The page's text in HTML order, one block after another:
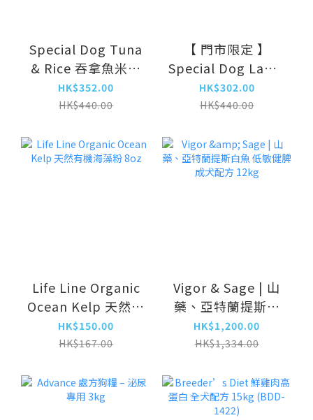
Special Dog Tuna
& Rice 吞拿魚米飯
成犬糧 15kg (SD-
07641)
HK$352.00
HK$440.00
【 門市限定 】
Special Dog Lamb
& Rice 羊肉米飯成
犬糧 15kg (SD-
HK$302.00
HK$440.00
Life Line Organic
Ocean Kelp 天然有
機海藻粉 8oz
HK$150.00
HK$167.00
Vigor & Sage | 山
藥、亞特蘭提斯白
魚 低敏健脾成犬配
方 12kg
HK$1,200.00
HK$1,334.00